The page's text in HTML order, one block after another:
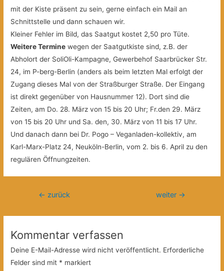
mit der Kiste präsent zu sein, gerne einfach ein Mail an
Schnittstelle und dann schauen wir.
Kleiner Fehler im Bild, das Saatgut kostet 2,50 pro Tüte.
Weitere Termine wegen der Saatgutkiste sind, z.B. der
Abholort der SoliOli-Kampagne, Gewerbehof Saarbrücker Str.
24, im P-berg-Berlin (anders als beim letzten Mal erfolgt der
Zugang dieses Mal von der Straßburger Straße. Der Eingang
ist direkt gegenüber von Hausnummer 12). Dort sind die
Zeiten, am Do. 28. März von 15 bis 20 Uhr; Fr.den 29. März
von 15 bis 20 Uhr und Sa. den, 30. März von 11 bis 17 Uhr.
Und danach dann bei Dr. Pogo – Veganladen-kollektiv, am
Karl-Marx-Platz 24, Neuköln-Berlin, vom 2. bis 6. April zu den
regulären Öffnungzeiten.
Beitragsnavigation
← zurück weiter →
Kommentar verfassen
Deine E-Mail-Adresse wird nicht veröffentlicht. Erforderliche
Felder sind mit * markiert